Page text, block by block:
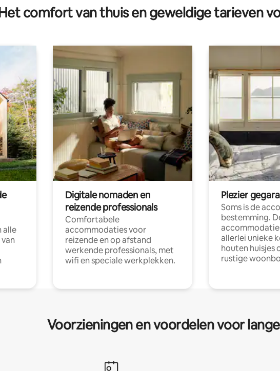
comfort van thuis en geweldige tarieven
alle
Digitale nomaden en
reizende professionals
Comfortabele
accommodaties voor
reizende en op afstand
werkende professionals, met
wifi en speciale werkplekken.
Plezier
Soms is de
bestemming.
allerlei unieke
houten huisjes
rustige
Voorzieningen en voordelen voor